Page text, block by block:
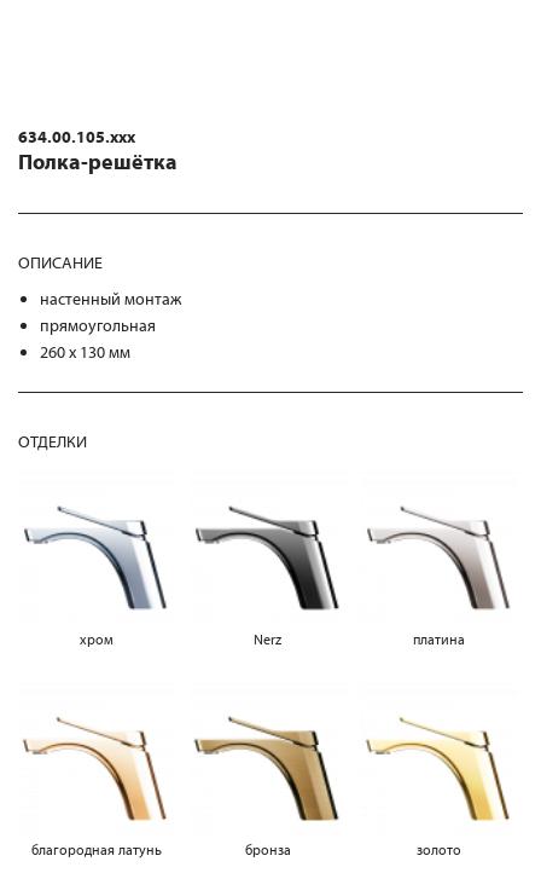
634.00.105.xxx
Полка-решётка
ОПИСАНИЕ
настенный монтаж
прямоугольная
260 x 130 мм
ОТДЕЛКИ
хром Nerz платина
благородная латунь бронза золото